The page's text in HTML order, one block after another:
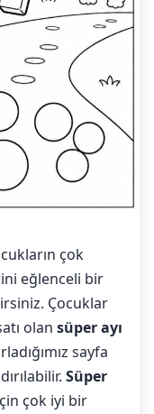
çok
eğlenceli bir
Çocuklar
olan süper ayı
sayfa
Süper
çok iyi bir